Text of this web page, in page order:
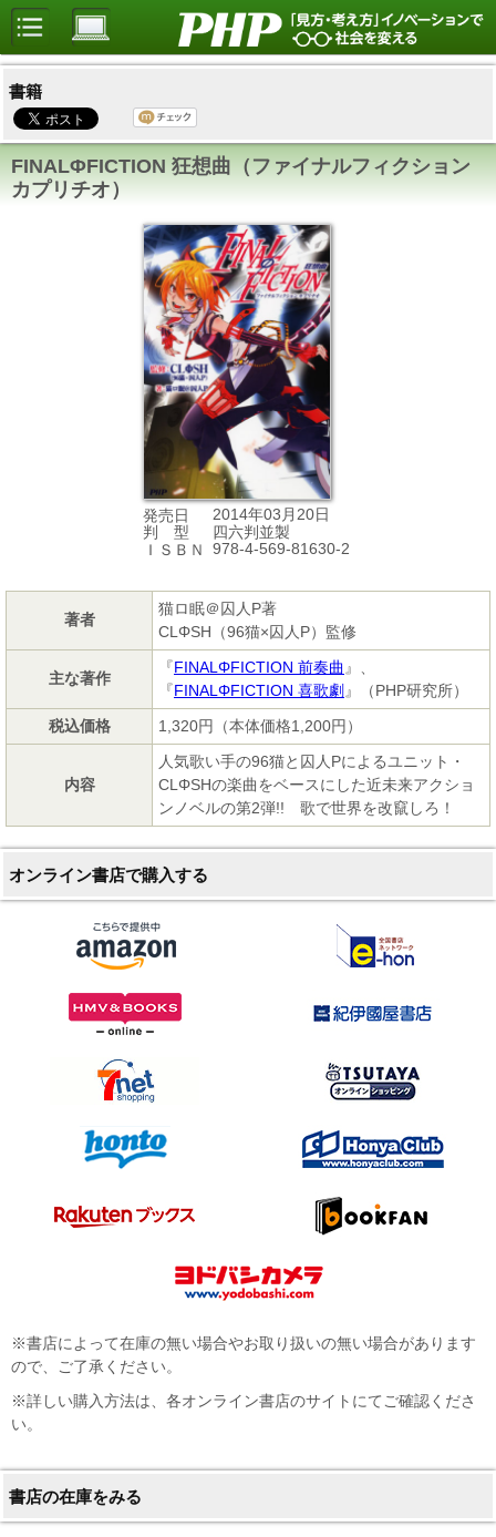
書籍
FINALΦFICTION 狂想曲（ファイナルフィクション
カプリチオ）
発売日
2014年03月20日
判 型
四六判並製
ＩＳＢＮ
978-4-569-81630-2
著者
猫ロ眠＠囚人P著
CLΦSH（96猫×囚人P）監修
主な著作
『FINALΦFICTION 前奏曲 』、
『FINALΦFICTION 喜歌劇 』（PHP研究所）
税込価格
1,320円（本体価格1,200円）
内容
人気歌い手の96猫と囚人Pによるユニット・
CLΦSHの楽曲をベースにした近未来アクショ
ンノベルの第2弾!! 歌で世界を改竄しろ！
オンライン書店で購入する
※書店によって在庫の無い場合やお取り扱いの無い場合があります
ので、ご了承ください。
※詳しい購入方法は、各オンライン書店のサイトにてご確認くださ
い。
書店の在庫をみる